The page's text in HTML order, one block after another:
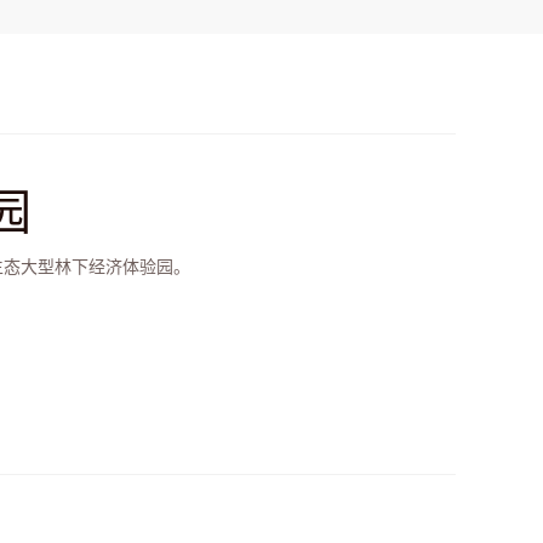
大型林下经济体验园。